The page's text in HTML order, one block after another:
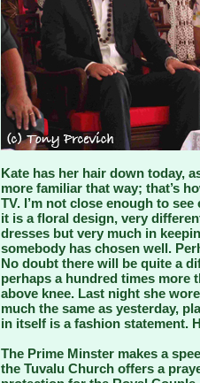
Kate has her hair down today,
more familiar that way; that’s
TV. I’m not close enough to
it is a floral design, very
dresses but very much in
somebody has chosen well.
No doubt there will be quite a
perhaps a hundred times more
above knee. Last night she
much the same as yesterday,
in itself is a fashion statement.
The Prime Minster makes a
the Tuvalu Church offers a